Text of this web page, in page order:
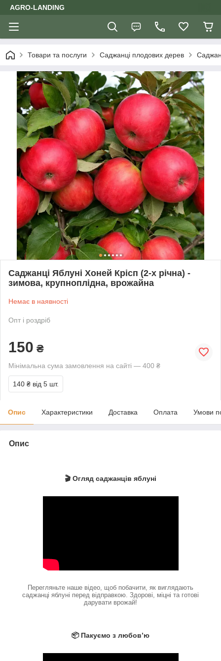
AGRO-LANDING
Товари та послуги Саджанці плодових дерев
Саджанці Яблуні Хоней Крісп (2-х річна) -
зимова, крупноплідна, врожайна
Немає в наявності
Опт і роздріб
150 ₴
Мінімальна сума замовлення на сайті — 400 ₴
140 ₴ від 5 шт.
Опис Характеристики Доставка Оплата Умови
Опис
🎬 Огляд саджанців яблуні
Перегляньте наше відео, щоб побачити, як виглядають
саджанці яблуні перед відправкою. Здорові, міцні та готові
дарувати врожай!
📦 Пакуємо з любов’ю